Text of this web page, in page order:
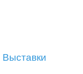
Выставки